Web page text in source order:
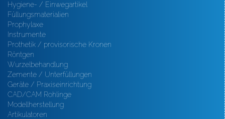
Hygiene- / Einwegartikel
Füllungsmaterialien
Prophylaxe
Instrumente
Prothetik / provisorische Kronen
Röntgen
Wurzelbehandlung
Zemente / Unterfüllungen
Geräte / Praxiseinrichtung
CAD/CAM Rohlinge
Modellherstellung
Artikulatoren